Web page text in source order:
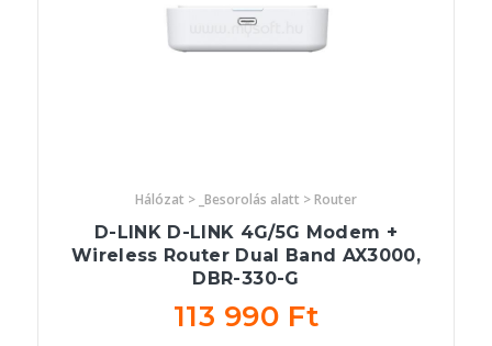
Hálózat > _Besorolás alatt > Router
D-LINK D-LINK 4G/5G Modem +
Wireless Router Dual Band AX3000,
DBR-330-G
113 990 Ft